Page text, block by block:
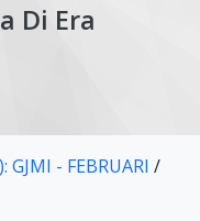
Di Era
GJMI - FEBRUARI /